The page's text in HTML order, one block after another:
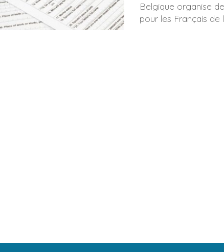
Belgique organise
pour les Français de